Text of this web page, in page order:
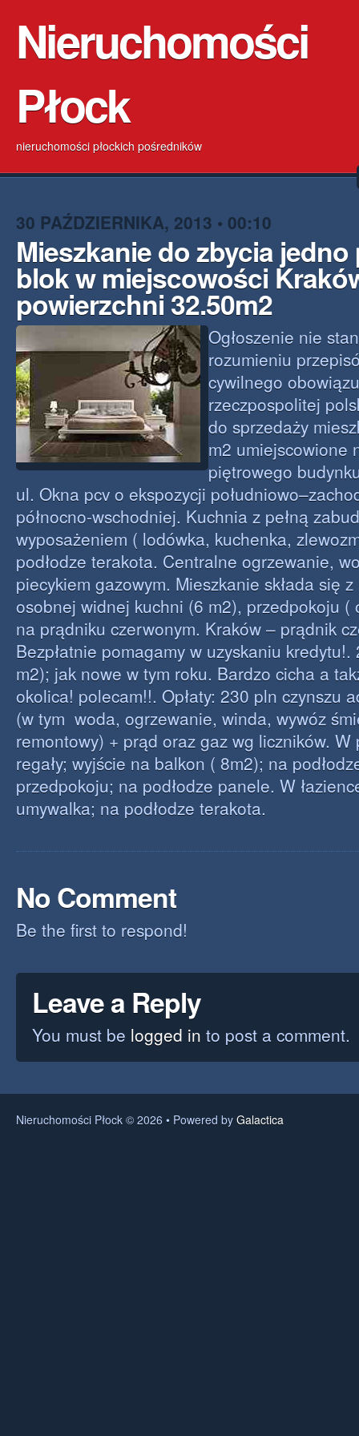
Nieruchomości
Płock
nieruchomości płockich pośredników
30 PAŹDZIERNIKA, 2013 • 00:10
Mieszkanie do zbycia
blok w miejscowości
powierzchni 32.50m2
Ogłoszenie nie
rozumieniu
cywilnego
rzeczpospolitej
do sprzedaży
m2 umiejscowione
piętrowego
ul. Okna pcv o ekspozycji
północno-wschodniej. Kuchnia z pełną
wyposażeniem ( lodówka, kuchenka,
podłodze terakota. Centralne ogrzewanie,
piecykiem gazowym. Mieszkanie składa się
osobnej widnej kuchni (6 m2), przedpokoju (
na prądniku czerwonym. Kraków – prądnik
Bezpłatnie pomagamy w uzyskaniu kredytu!.
m2); jak nowe w tym roku. Bardzo cicha a
okolica! polecam!!. Opłaty: 230 pln czynszu
(w tym woda, ogrzewanie, winda, wywóz
remontowy) + prąd oraz gaz wg liczników. W
regały; wyjście na balkon ( 8m2); na
przedpokoju; na podłodze panele. W
umywalka; na podłodze terakota.
No Comment
Be the first to respond!
Leave a Reply
You must be logged in to post a comment.
Nieruchomości Płock © 2026 • Powered by Galactica